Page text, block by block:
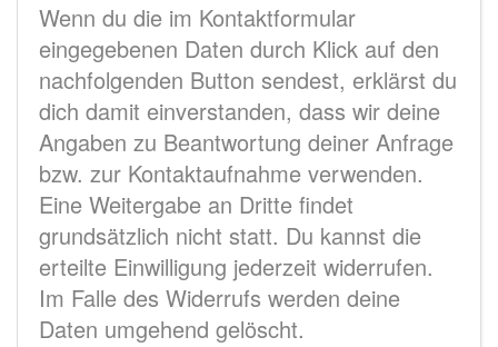
Wenn du die im Kontaktformular
eingegebenen Daten durch Klick auf den
nachfolgenden Button sendest, erklärst du
dich damit einverstanden, dass wir deine
Angaben zu Beantwortung deiner Anfrage
bzw. zur Kontaktaufnahme verwenden.
Eine Weitergabe an Dritte findet
grundsätzlich nicht statt. Du kannst die
erteilte Einwilligung jederzeit widerrufen.
Im Falle des Widerrufs werden deine
Daten umgehend gelöscht.